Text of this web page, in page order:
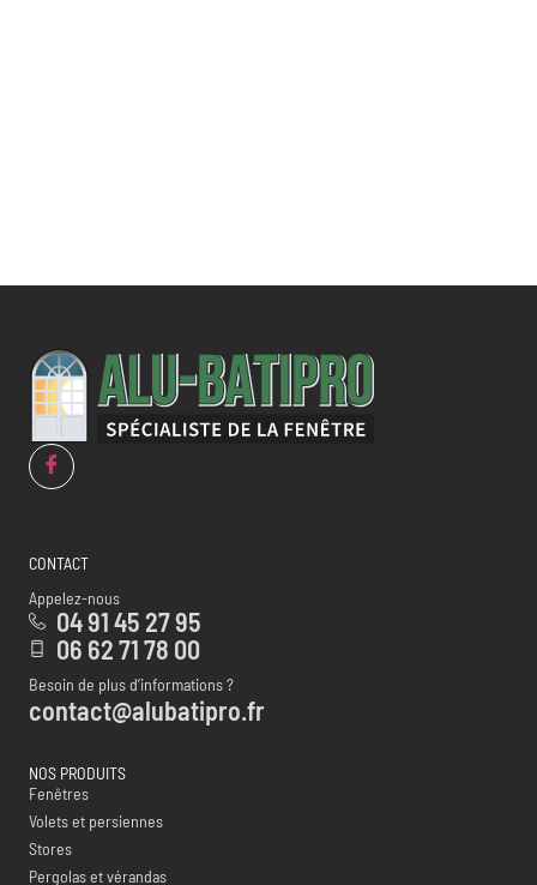
CONTACT
Appelez-nous
04 91 45 27 95
06 62 71 78 00
Besoin de plus d’informations ?
contact@alubatipro.fr
NOS PRODUITS
Fenêtres
Volets et persiennes
Stores
Pergolas et vérandas